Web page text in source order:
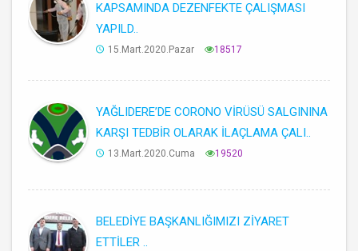
KAPSAMINDA DEZENFEKTE ÇALIŞMASI
YAPILD..
15.Mart.2020.Pazar 18517
YAĞLIDERE’DE CORONO VİRÜSÜ SALGININA
KARŞI TEDBİR OLARAK İLAÇLAMA ÇALI..
13.Mart.2020.Cuma 19520
BELEDİYE BAŞKANLIĞIMIZI ZİYARET
ETTİLER ..